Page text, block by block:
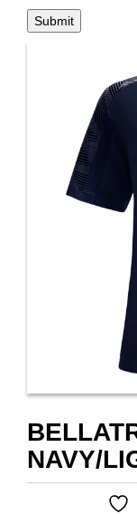
NAVY/